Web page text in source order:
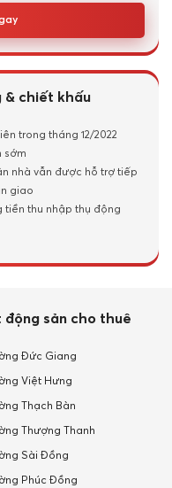
& chiết khấu
trong tháng 12/2022
sớm
nhà vẫn được hỗ trợ tiếp
giao
tiền thu nhập thụ động
động sản cho thuê
Đức Giang
Việt Hưng
Thạch Bàn
Thượng Thanh
Sài Đồng
Phúc Đồng